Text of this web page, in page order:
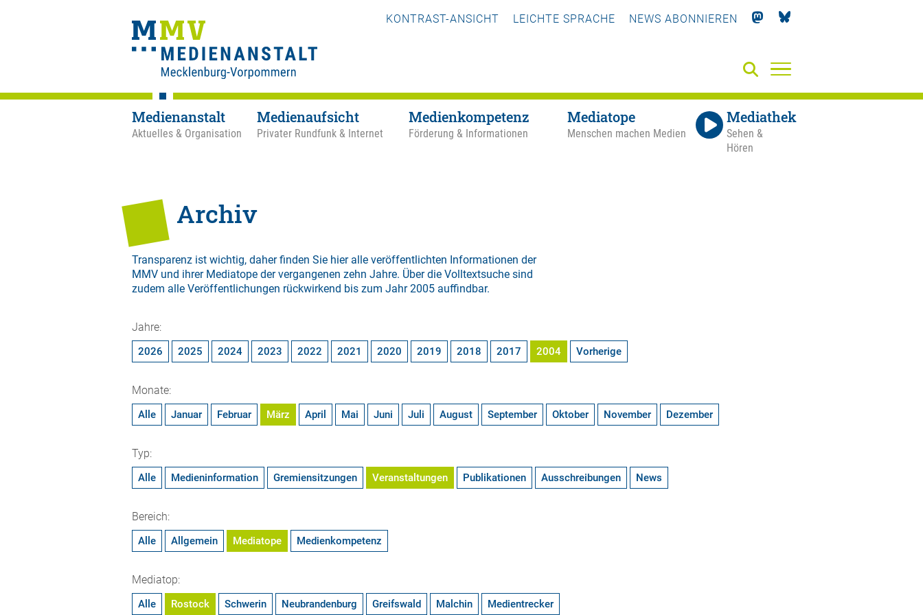
KONTRAST-ANSICHT LEICHTE SPRACHE NEWS ABONNIEREN
Medienanstalt
Aktuelles & Organisation
Medienaufsicht
Privater Rundfunk & Internet
Medienkompetenz
Förderung & Informationen
Mediatope
Menschen machen Medien
Mediathek
Sehen &
Hören
Archiv
Transparenz ist wichtig, daher finden Sie hier alle veröffentlichten Informationen der
MMV und ihrer Mediatope der vergangenen zehn Jahre. Über die Volltextsuche sind
zudem alle Veröffentlichungen rückwirkend bis zum Jahr 2005 auffindbar.
Jahre:
2026 2025 2024 2023 2022 2021 2020 2019 2018 2017 2004 Vorherige
Monate:
Alle Januar Februar März April Mai Juni Juli August September Oktober November Dezember
Typ:
Alle Medieninformation Gremiensitzungen Veranstaltungen Publikationen Ausschreibungen News
Bereich:
Alle Allgemein Mediatope Medienkompetenz
Mediatop:
Alle Rostock Schwerin Neubrandenburg Greifswald Malchin Medientrecker